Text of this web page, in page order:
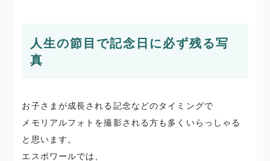
人生の節目で記念日に必ず残る写
真
お子さまが成長される記念などのタイミングで
メモリアルフォトを撮影される方も多くいらっしゃる
と思います。
エスポワールでは、